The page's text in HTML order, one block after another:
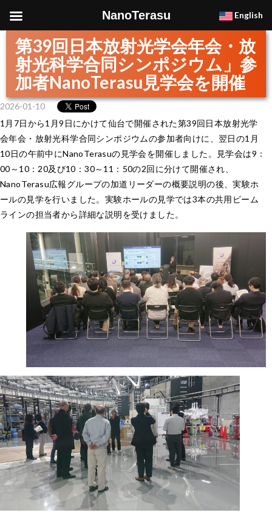
第39回日本放射光学会年会・放
射光科学合同シンポジウム」参
加者NanoTerasu見学会を開催
2026-01-10
1月7日から1月9日にかけて仙台で開催された第39回日本放射光学
会年会・放射光科学合同シンポジウムの参加者向けに、翌日の1月
10日の午前中にNanoTerasuの見学会を開催しました。見学会は9：
00～10：20及び10：30～11：50の2回に分けて開催され、
NanoTerasu広報グループの加道リーダーの概要説明の後、実験ホ
ールの見学を行いました。実験ホールの見学では3本の共用ビーム
ラインの担当者から詳細な説明を受けました。
NanoTerasu English